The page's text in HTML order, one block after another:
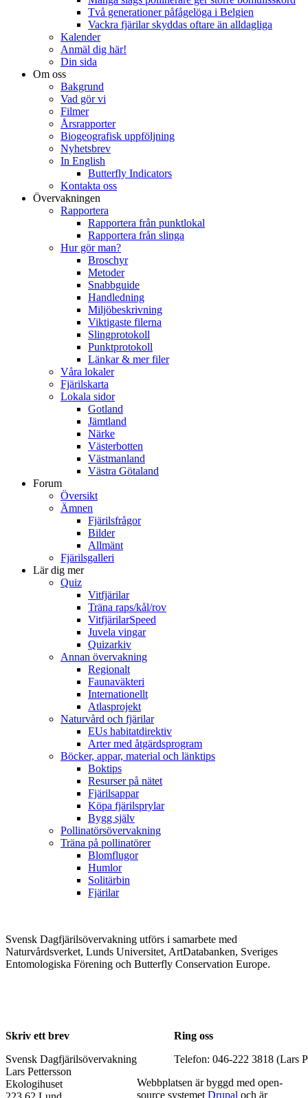
Två generationer påfågelöga i Belgien
Vackra fjärilar skyddas oftare än alldagliga
Kalender
Anmäl dig här!
Din sida
Om oss
Bakgrund
Vad gör vi
Filmer
Årsrapporter
Biogeografisk uppföljning
Nyhetsbrev
In English
Butterfly Indicators
Kontakta oss
Övervakningen
Rapportera
Rapportera från punktlokal
Rapportera från slinga
Hur gör man?
Broschyr
Metoder
Snabbguide
Handledning
Miljöbeskrivning
Viktigaste filerna
Slingprotokoll
Punktprotokoll
Länkar & mer filer
Våra lokaler
Fjärilskarta
Lokala sidor
Gotland
Jämtland
Närke
Västerbotten
Västmanland
Västra Götaland
Forum
Översikt
Ämnen
Fjärilsfrågor
Bilder
Allmänt
Fjärilsgalleri
Lär dig mer
Quiz
Vitfjärilar
Träna raps/kål/rov
VitfjärilarSpeed
Juvela vingar
Quizarkiv
Annan övervakning
Regionalt
Faunaväkteri
Internationellt
Atlasprojekt
Naturvård och fjärilar
EUs habitatdirektiv
Arter med åtgärdsprogram
Böcker, appar, material och länktips
Boktips
Resurser på nätet
Fjärilsappar
Köpa fjärilsprylar
Bygg själv
Pollinatörsövervakning
Träna på pollinatörer
Blomflugor
Humlor
Solitärbin
Fjärilar
Svensk Dagfjärilsövervakning utförs i samarbete med
Naturvårdsverket, Lunds Universitet, ArtDatabanken, Sveriges
Entomologiska Förening och Butterfly Conservation Europe.
Skriv ett brev
Svensk Dagfjärilsövervakning
Lars Pettersson
Ekologihuset
Ring oss
Telefon: 046-222 3818 (Lars
Webbplatsen är byggd med open-
source systemet Drupal och är